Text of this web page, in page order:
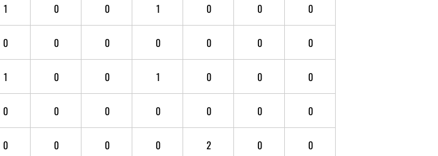
1 0 0 1 0 0 0
0 0 0 0 0 0 0
1 0 0 1 0 0 0
0 0 0 0 0 0 0
0 0 0 0 2 0 0